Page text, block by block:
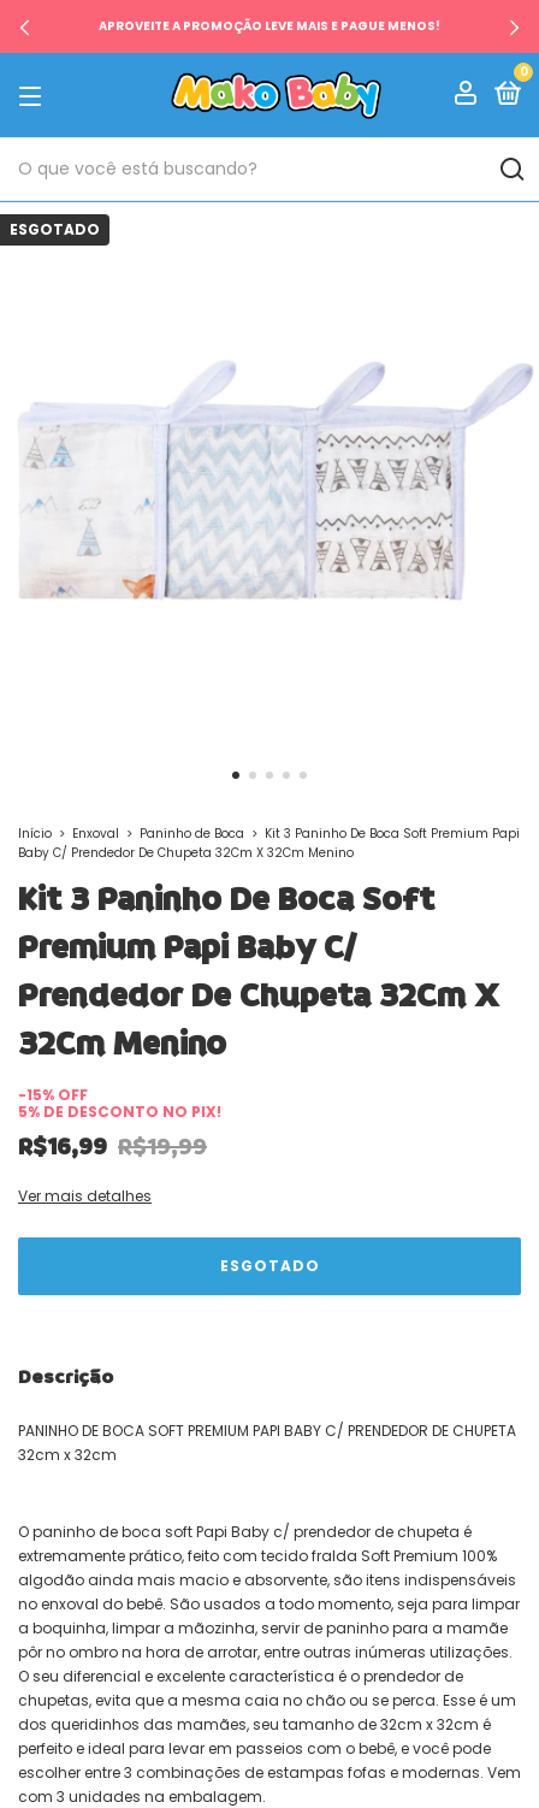
APROVEITE A PROMOÇÃO LEVE MAIS E PAGUE MENOS!
0
ESGOTADO
Início > Enxoval > Paninho de Boca > Kit 3 Paninho De Boca Soft Premium Papi
Baby C/ Prendedor De Chupeta 32Cm X 32Cm Menino
Kit 3 Paninho De Boca Soft
Premium Papi Baby C/
Prendedor De Chupeta 32Cm X
32Cm Menino
-15% OFF
5% DE DESCONTO NO PIX!
R$16,99 R$19,99
Ver mais detalhes
Descrição
PANINHO DE BOCA SOFT PREMIUM PAPI BABY C/ PRENDEDOR DE CHUPETA
32cm x 32cm
O paninho de boca soft Papi Baby c/ prendedor de chupeta é
extremamente prático, feito com tecido fralda Soft Premium 100%
algodão ainda mais macio e absorvente, são itens indispensáveis
no enxoval do bebê. São usados a todo momento, seja para limpar
a boquinha, limpar a mãozinha, servir de paninho para a mamãe
pôr no ombro na hora de arrotar, entre outras inúmeras utilizações.
O seu diferencial e excelente característica é o prendedor de
chupetas, evita que a mesma caia no chão ou se perca. Esse é um
dos queridinhos das mamães, seu tamanho de 32cm x 32cm é
perfeito e ideal para levar em passeios com o bebê, e você pode
escolher entre 3 combinações de estampas fofas e modernas. Vem
com 3 unidades na embalagem.